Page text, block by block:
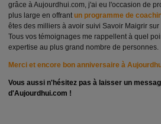
grâce à Aujourdhui.com, j'ai eu l'occasion de
plus large en offrant un programme de
êtes des milliers à avoir suivi Savoir Maigrir
Tous vos témoignages me rappellent à quel
expertise au plus grand nombre de personnes.
Merci et encore bon anniversaire à
Vous aussi n'hésitez pas à laisser un
d'Aujourdhui.com !